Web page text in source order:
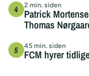
2 min. siden
Patrick
Thomas
45 min. siden
FCM hyrer